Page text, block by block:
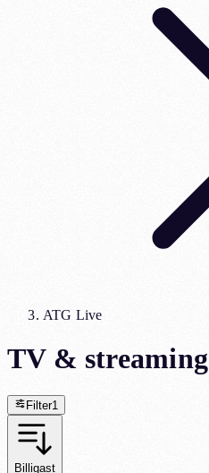
ATG Live
TV & streaming
Filter1
Billigast